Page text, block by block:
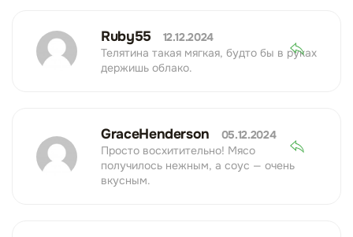
Ruby55
12.12.2024
Телятина такая мягкая, будто бы в руках
держишь облако.
GraceHenderson
05.12.2024
Просто восхитительно! Мясо
получилось нежным, а соус — очень
вкусным.